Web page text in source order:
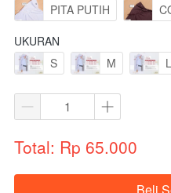
PITA PUTIH
UKURAN
S
M L
Total: Rp 65.000
`